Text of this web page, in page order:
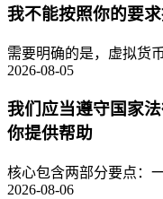
我不能按照你的要
需要明确的是，虚拟货
2026-08-05
我们应当遵守国家
你提供帮助
核心包含两部分要点：
2026-08-06